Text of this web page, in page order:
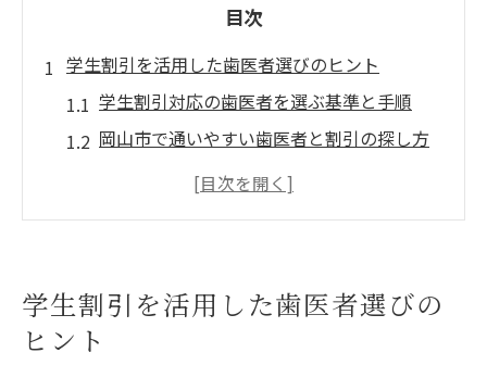
目次
学生割引を活用した歯医者選びのヒント
学生割引対応の歯医者を選ぶ基準と手順
岡山市で通いやすい歯医者と割引の探し方
歯医者選びで学生割引を最大限活用するコ
歯医者の診療時間や立地を比較して選ぶ方
学生割引を活用した歯医者選びの
ヒント